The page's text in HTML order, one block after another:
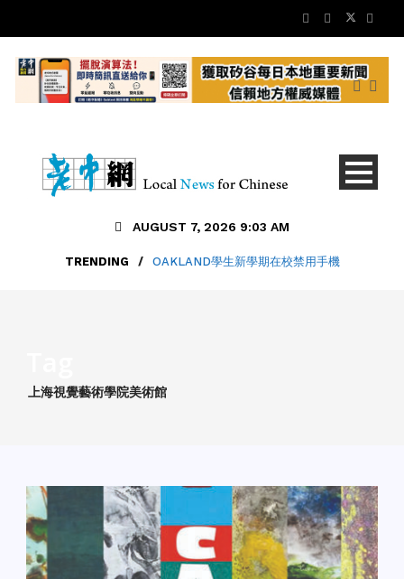
AUGUST 7, 2026 9:03 AM
TRENDING / OAKLAND學生新學期在校禁用手機
上海視覺藝術學院美術館